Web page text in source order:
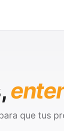
que tus